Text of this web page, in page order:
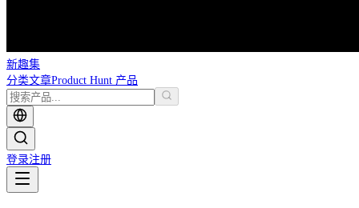
新趣集
分类文章Product Hunt 产品
登录注册